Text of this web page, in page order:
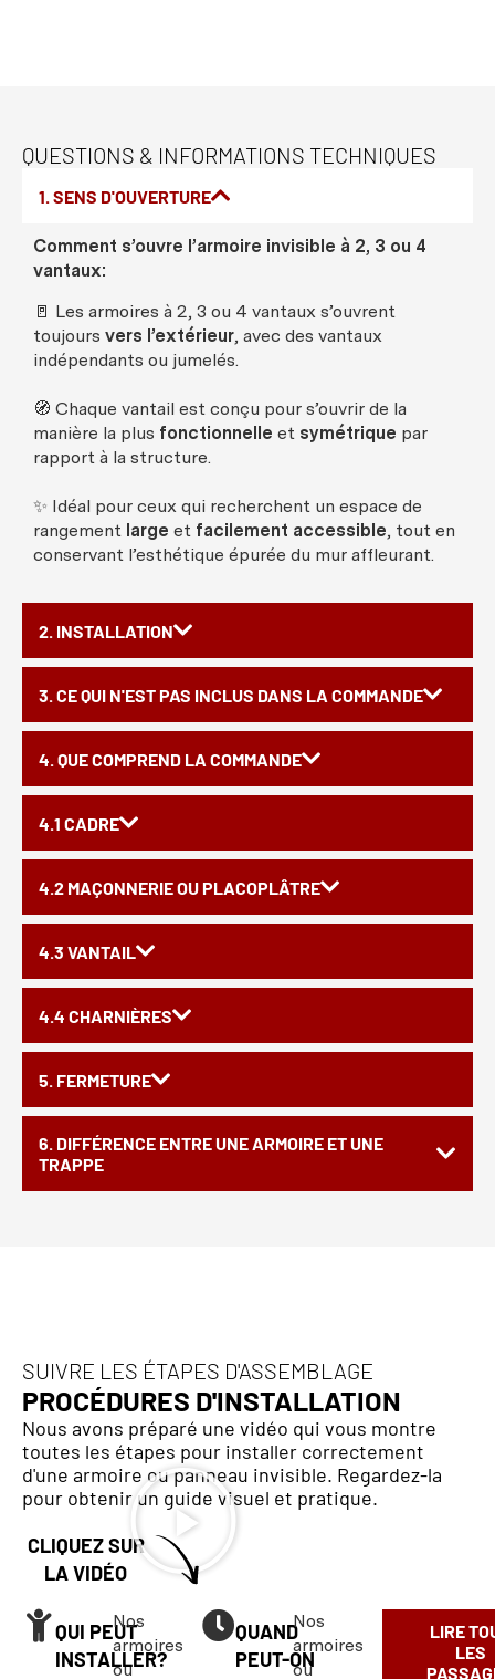
QUESTIONS & INFORMATIONS TECHNIQUES
1. SENS D'OUVERTURE
2. INSTALLATION
3. CE QUI N'EST PAS INCLUS DANS LA COMMANDE
4. QUE COMPREND LA COMMANDE
4.1 CADRE
4.2 MAÇONNERIE OU PLACOPLÂTRE
4.3 VANTAIL
4.4 CHARNIÈRES
5. FERMETURE
6. DIFFÉRENCE ENTRE UNE ARMOIRE ET UNE
TRAPPE
Comment s’ouvre l’armoire invisible à 2, 3 ou 4
vantaux:
🚪 Les armoires à 2, 3 ou 4 vantaux s’ouvrent
toujours vers l’extérieur, avec des vantaux
indépendants ou jumelés.
🧭 Chaque vantail est conçu pour s’ouvrir de la
manière la plus fonctionnelle et symétrique par
rapport à la structure.
✨ Idéal pour ceux qui recherchent un espace de
rangement large et facilement accessible, tout en
conservant l’esthétique épurée du mur affleurant.
SUIVRE LES ÉTAPES D'ASSEMBLAGE
PROCÉDURES D'INSTALLATION
Nous avons préparé une vidéo qui vous montre
toutes les étapes pour installer correctement
d'une armoire ou panneau invisible. Regardez-la
pour obtenir un guide visuel et pratique.
CLIQUEZ SUR
LA VIDÉO
QUI PEUT
INSTALLER?
Nos
armoires
ou
QUAND
PEUT-ON
Nos
armoires
ou
LIRE
LES